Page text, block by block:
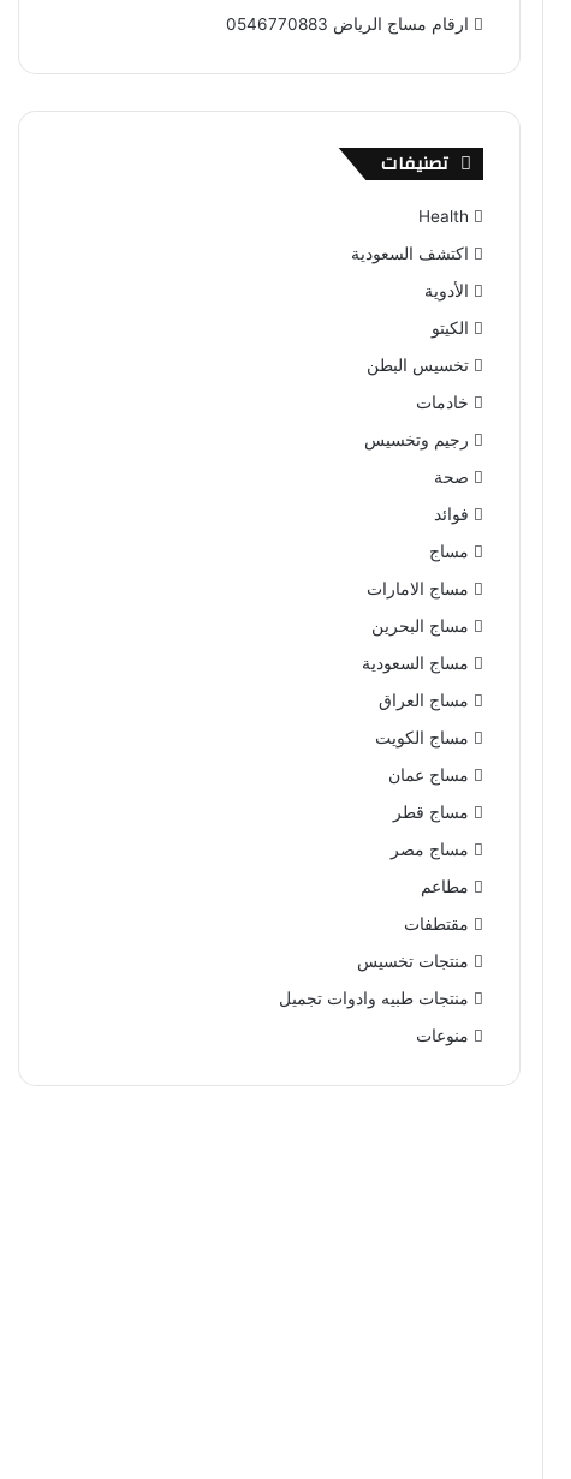
ارقام مساج الرياض 0546770883
تصنيفات
Health
اكتشف السعودية
الأدوية
الكيتو
تخسيس البطن
خادمات
رجيم وتخسيس
صحة
فوائد
مساج
مساج الامارات
مساج البحرين
مساج السعودية
مساج العراق
مساج الكويت
مساج عمان
مساج قطر
مساج مصر
مطاعم
مقتطفات
منتجات تخسيس
منتجات طبيه وادوات تجميل
منوعات